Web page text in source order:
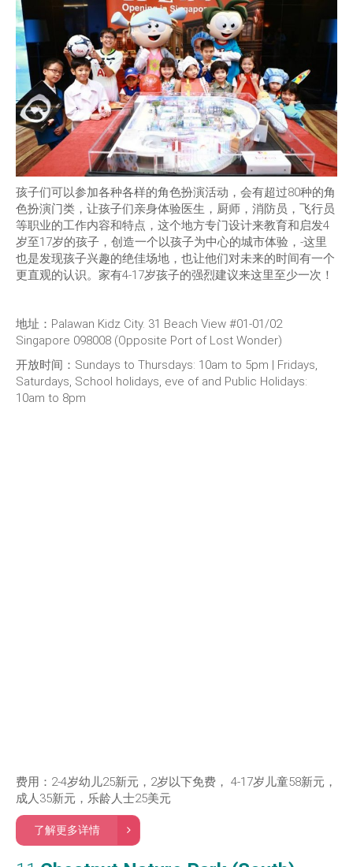
孩子们可以参加各种各样的角色扮演活动，会有超过80种的角
色扮演门类，让孩子们亲身体验医生，厨师，消防员，飞行员
等职业的工作内容和特点，这个地方专门设计来教育和启发4
岁至17岁的孩子，创造一个以孩子为中心的城市体验，-这里
也是发现孩子兴趣的绝佳场地，也让他们对未来的时间有一个
更直观的认识。家有4-17岁孩子的强烈建议来这里至少一次！
地址：Palawan Kidz City. 31 Beach View #01-01/02
Singapore 098008 (Opposite Port of Lost Wonder)
开放时间：Sundays to Thursdays: 10am to 5pm | Fridays,
Saturdays, School holidays, eve of and Public Holidays:
10am to 8pm
费用：2-4岁幼儿25新元，2岁以下免费， 4-17岁儿童58新元，
成人35新元，乐龄人士25美元
了解更多详情